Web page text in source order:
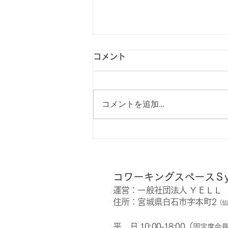
コメント
コメントを追加…
コワーキングスペースＳ
運営：一般社団法人 ＹＥＬＬ
住所：宮城県白石市字本町2（